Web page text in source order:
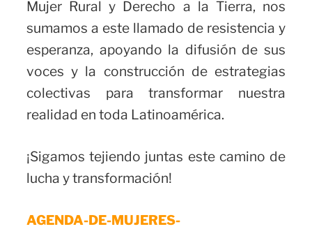
Mujer Rural y Derecho a la Tierra, nos
sumamos a este llamado de resistencia y
esperanza, apoyando la difusión de sus
voces y la construcción de estrategias
colectivas para transformar nuestra
realidad en toda Latinoamérica.
¡Sigamos tejiendo juntas este camino de
lucha y transformación!
AGENDA-DE-MUJERES-